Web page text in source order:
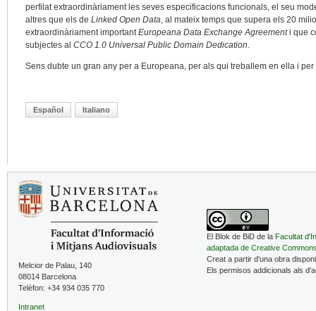
perfilat extraordinàriament les seves especificacions funcionals, el seu
altres que els de Linked Open Data, al mateix temps que supera els 20
extraordinàriament importantEuropeana Data Exchange Agreementi que
subjectes al CCO 1.0 Universal Public Domain Dedication.
Sens dubte un gran any per a Europeana, per als qui treballem en ella i
Español Italiano
Melcior de Palau, 140
08014 Barcelona
Telèfon: +34 934 035 770
Intranet
El Blok de BiD de la Facultat
adaptada de Creative
Creat a partir d'una obra
Els permisos addicionals als